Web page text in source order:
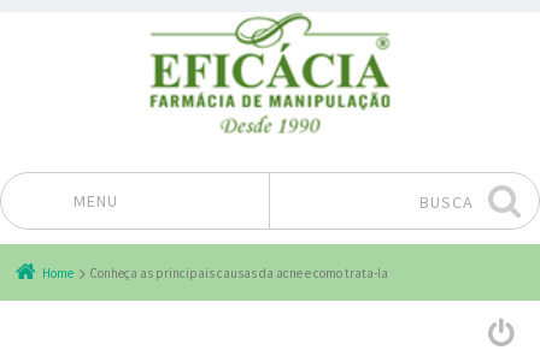
MENU
Pular para o conteúdo
BUSCA
Home Conheça as principais causas da acne e como trata-la